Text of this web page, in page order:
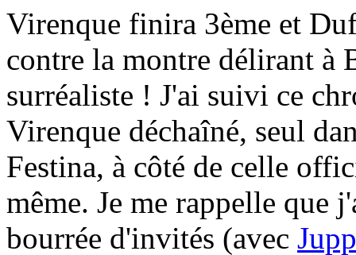
Virenque finira 3ème et
contre la montre délirant à
surréaliste ! J'ai suivi ce
Virenque déchaîné, seul
Festina, à côté de celle
même. Je me rappelle que
bourrée d'invités (avec